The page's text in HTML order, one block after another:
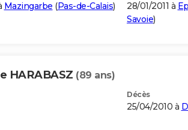
Mazingarbe (Pas-de-Calais) 28/01/2011 à
Savoie)
HARABASZ (89 ans)
Décès
25/04/2010 à